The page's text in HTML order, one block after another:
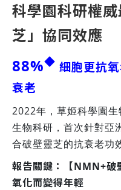
科學園科研權
芝」協同效應
88%◆ 細胞更抗
衰老
2022年，草姬科學園
生物科研，首次針對亞
合破壁靈芝的抗衰老功
報告關鍵：
【NMN+破
氧化而變得年輕